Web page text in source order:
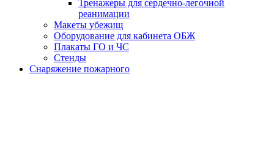
Тренажеры для сердечно-легочной
реанимации
Макеты убежищ
Оборудование для кабинета ОБЖ
Плакаты ГО и ЧС
Стенды
Снаряжение пожарного